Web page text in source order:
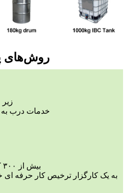
روش‌های
زیر ۱۰۰ کیلوگرم، ۳-۵ روز
خدمات درب به
بیش از ۳۰۰ کیلوگرم، حدود ۳۰ روز
به یک کارگزار ترخیص کار حرفه ای